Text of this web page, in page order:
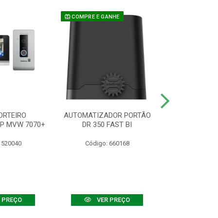
MVW 7070+
COMPRE E GANHE
AUTOMATIZADOR PORTÃO
DR 350 FAST BI
Código: 660168
VER PREÇO